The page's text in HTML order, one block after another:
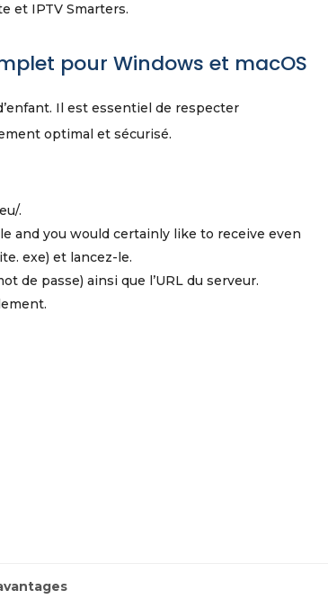
et IPTV Smarters.
pour Windows et macOS
Il est essentiel de respecter
optimal et sécurisé.
.
and you would certainly like to receive even
exe) et lancez-le.
de passe) ainsi que l’URL du serveur.